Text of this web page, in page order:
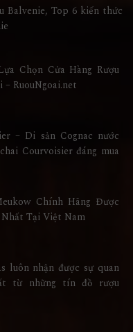
Balvenie, Top 6 kiến thức
Chọn Cửa Hàng Rượu
RuouNgoai.net
– Di sản Cognac nước
Courvoisier đáng mua
Chính Hãng Được
Tại Việt Nam
luôn nhận được sự quan
từ những tín đồ rượu